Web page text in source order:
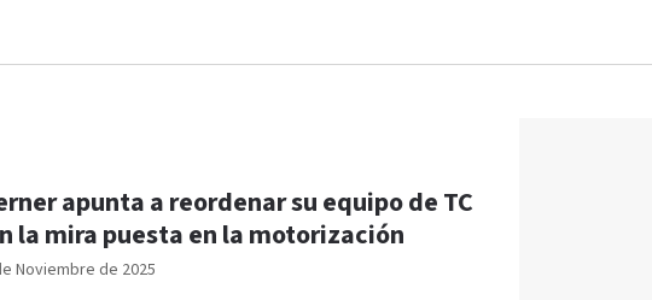
Noviembre de 2025
apunta a reordenar su equipo de TC
la mira puesta en la motorización